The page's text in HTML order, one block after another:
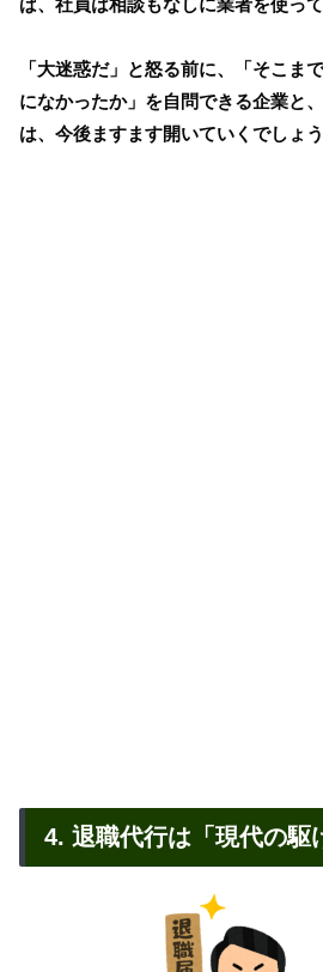
「大迷惑だ」と怒る前に、「そこま
になかったか」を自問できる企業と
は、今後ますます開いていくでしょう
4. 退職代行は「現代の駆